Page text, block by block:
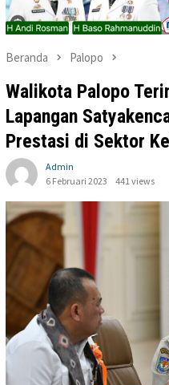
Beranda Palopo
Walikota Palopo
Lapangan
Prestasi di Sektor
Admin
6 Februari 2023
441 views